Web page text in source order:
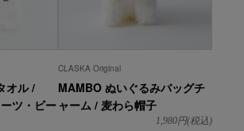
オル /
ツ・ビー
CLASKA Original
MAMBO ぬいぐるみバッグチ
ャーム / 麦わら帽子
1,980円(税込)